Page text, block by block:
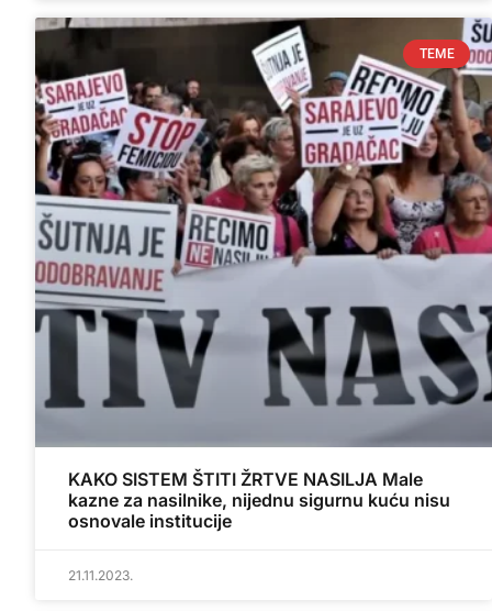
TEME
KAKO SISTEM ŠTITI ŽRTVE NASILJA Male
kazne za nasilnike, nijednu sigurnu kuću nisu
osnovale institucije
21.11.2023.